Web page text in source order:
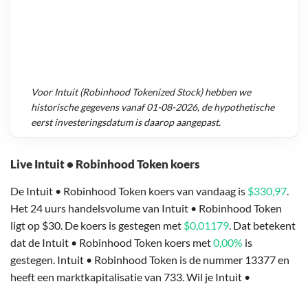
Live Intuit • Robinhood Token koers
De Intuit • Robinhood Token koers van vandaag is $330,97.
Het 24 uurs handelsvolume van Intuit • Robinhood Token
ligt op $30. De koers is gestegen met $0,01179. Dat betekent
dat de Intuit • Robinhood Token koers met0,00% is
gestegen. Intuit • Robinhood Token is de nummer 13377 en
heeft een marktkapitalisatie van 733. Wil je Intuit •
VoorIntuit (Robinhood Tokenized Stock)hebben we
historische gegevens vanaf01-08-2026, de hypothetische
eerst investeringsdatum is daarop aangepast.